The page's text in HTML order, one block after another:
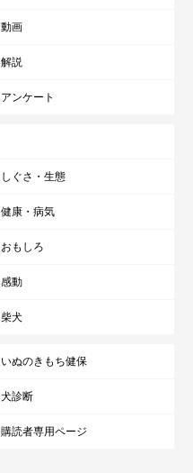
動画
解説
アンケート
しぐさ・生態
健康・病気
おもしろ
感動
柴犬
いぬのきもち健保
犬診断
購読者専用ページ